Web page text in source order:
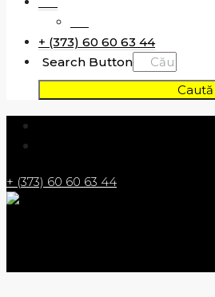
+ (373) 60 60 63 44
Search Button
Caută
+ (373) 60 60 63 44